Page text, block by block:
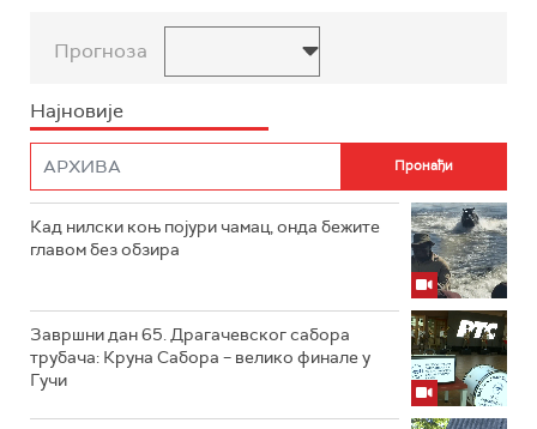
Прогноза
Најновије
Кад нилски коњ појури чамац, онда бежите
главом без обзира
Завршни дан 65. Драгачевског сабора
трубача: Круна Сабора – велико финале у
Гучи